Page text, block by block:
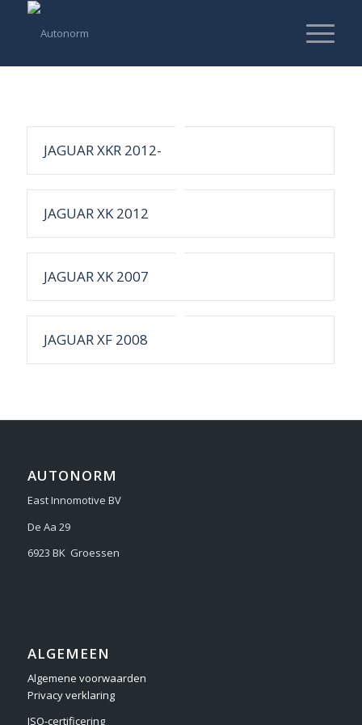
JAGUAR XKR 2012-
JAGUAR XK 2012
JAGUAR XK 2007
JAGUAR XF 2008
AUTONORM
East Innomotive BV
De Aa 29
6923 BK Groessen
ALGEMEEN
Algemene voorwaarden
Privacy verklaring
ISO-certificering